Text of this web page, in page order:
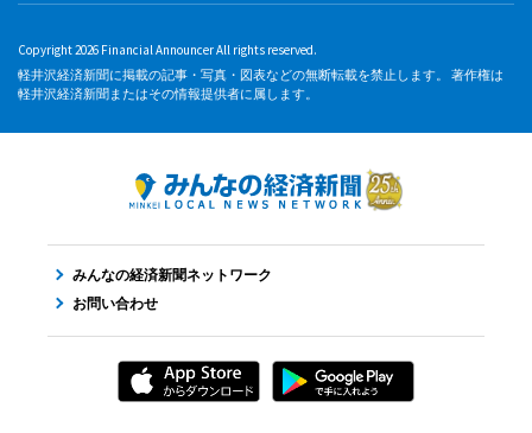
Copyright 2026 Financial Announcer All rights reserved.
軽井沢経済新聞に掲載の記事・写真・図表などの無断転載を禁止します。 著作権は
軽井沢経済新聞またはその情報提供者に属します。
みんなの経済新聞ネットワーク
お問い合わせ